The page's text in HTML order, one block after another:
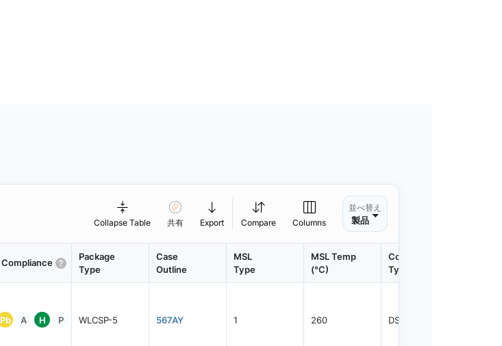
Collapse Table 共有 Export Compare Columns
並べ替え
製品
Compliance
Package
Type
Case
Outline
MSL
Type
MSL Temp
(°C)
Container
Type
Pb A H P WLCSP-5 567AY 1 260 DSFTP